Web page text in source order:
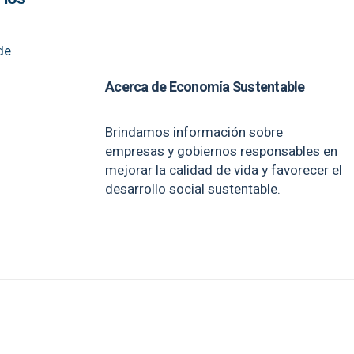
Acerca de Economía Sustentable
Brindamos información sobre
empresas y gobiernos responsables en
mejorar la calidad de vida y favorecer el
desarrollo social sustentable.